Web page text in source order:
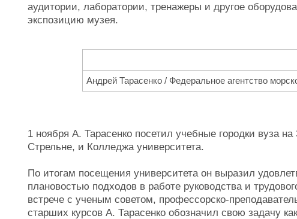
аудитории, лаборатории, тренажеры и другое
экспозицию музея.
Андрей Тарасенко / Федеральное агентство
1 ноября А. Тарасенко посетил учебные городки вуза на
Стрельне, и Колледжа университета.
По итогам посещения университета он выразил
плановостью подходов в работе руководства и
встрече с ученым советом, профессорско-
старших курсов А. Тарасенко обозначил свою задачу